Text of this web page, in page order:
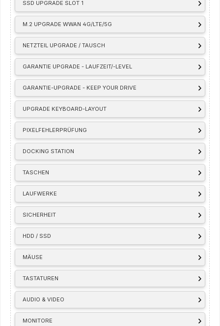
SSD UPGRADE SLOT 1
M.2 UPGRADE WWAN 4G/LTE/5G
NETZTEIL UPGRADE / TAUSCH
GARANTIE UPGRADE - LAUFZEIT/-LEVEL
GARANTIE-UPGRADE - KEEP YOUR DRIVE
UPGRADE KEYBOARD-LAYOUT
PIXELFEHLERPRÜFUNG
DOCKING STATION
TASCHEN
LAUFWERKE
SICHERHEIT
HDD / SSD
MÄUSE
TASTATUREN
AUDIO & VIDEO
MONITORE